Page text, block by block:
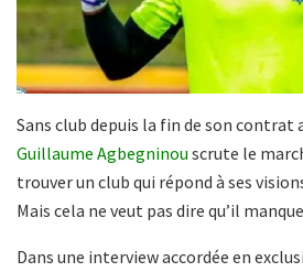
Sans club depuis la fin de son contrat
Guillaume Agbegninou scrute le
trouver un club qui répond à ses
Mais cela ne veut pas dire qu’il
Dans une interview accordée en